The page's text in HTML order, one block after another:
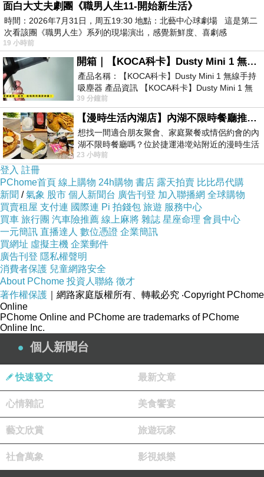
森森網站網址
http://vbtrax.com/track/clicks/1615/c627c2bf98
0628d7ff9cbd2e8d2b891473624cc972e8f0ab4
16db3036601?subid_1=&subid_2=&subid_3=
森森,森森購物台,森森購物網,森森壽喜燒,森森親
子台,森森客服電話,森森百貨
本站圖文皆引用自森森購物台,圖文所有權皆為原
所有權人所有,
Bellewear法式風尚胸罩最終回饋
商品訊息簡述
⊕★頂級蕾絲，精緻蠶絲
面白大丈夫劇團《職男人生11-開始新生活》
時間：2026年7月31日，周五19:30 地點：北藝中心球劇場 這是第二
次看該團《職男人生》系列的現場演出，感覺新鮮度、喜劇感
19 小時前
開箱｜【KOCA科卡】Dusty Mini 1 無線手持吸塵器
產品名稱：【KOCA科卡】Dusty Mini 1 無線手持
吸塵器 產品資訊 【KOCA科卡】Dusty Mini 1 無
線手持吸塵器評語： 能吸、能吹兼具兩
39 分鐘前
【漫時生活內湖店】內湖不限時餐廳推薦｜捷運港墘站美食，聚餐、約會、家庭聚會首選，正餐甜點一次滿足
想找一間適合朋友聚會、家庭聚餐或情侶約會的內
湖不限時餐廳嗎？位於捷運港墘站附近的漫時生活
內湖店，從捷運站步行約4分鐘即可抵
23 小時前
登入 註冊
PChome首頁 線上購物 24h購物 書店 露天拍賣 比比昂代購
新聞 /氣象 股市 個人新聞台 廣告刊登 加入聯播網 全球購物
買賣租屋 支付連 國際連 Pi 拍錢包 旅遊 服務中心
買車 旅行團 汽車險推薦 線上麻將 雜誌 星座命理 會員中心
一元簡訊 直播達人 數位憑證 企業簡訊
買網址 虛擬主機 企業郵件
廣告刊登 隱私權聲明
消費者保護 兒童網路安全
About PChome 投資人聯絡 徵才
著作權保護 ｜網路家庭版權所有、轉載必究 ‧Copyright PChome
Online
PChome Online and PChome are trademarks of PChome
Online Inc.
個人新聞台
快速發文 最新文章
心情雜記 美食饗宴
藝文欣賞 旅遊玩家
社會萬象 影視娛樂